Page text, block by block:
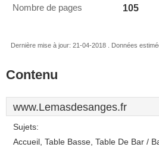
Nombre de pages 105
Dernière mise à jour: 21-04-2018 . Données
Contenu
www.Lemasdesanges.fr
Sujets:
Accueil, Table Basse, Table De Bar /